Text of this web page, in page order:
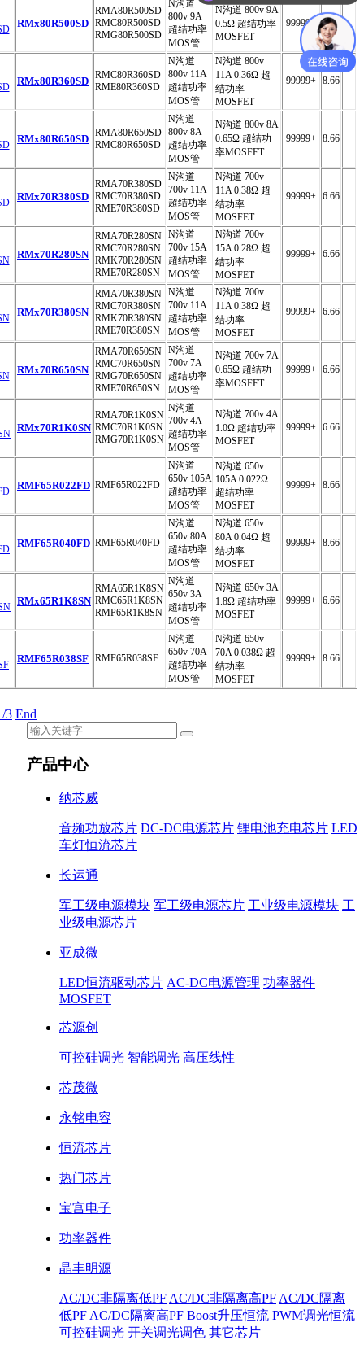
RMx80R500SD
RMA80R500SD
RMC80R500SD
RMG80R500SD
N沟道
800v 9A
超结功率
MOS管
N沟道 800v 9A
0.5Ω 超结功率
MOSFET
99999+ 8.66
RMx80R360SD RMC80R360SD
RME80R360SD
N沟道
800v 11A
超结功率
MOS管
N沟道 800v
11A 0.36Ω 超
结功率
MOSFET
99999+ 8.66
RMx80R650SD RMA80R650SD
RMC80R650SD
N沟道
800v 8A
超结功率
MOS管
N沟道 800v 8A
0.65Ω 超结功
率MOSFET
99999+ 8.66
RMx70R380SD
RMA70R380SD
RMC70R380SD
RME70R380SD
N沟道
700v 11A
超结功率
MOS管
N沟道 700v
11A 0.38Ω 超
结功率
MOSFET
99999+ 6.66
RMx70R280SN
RMA70R280SN
RMC70R280SN
RMK70R280SN
RME70R280SN
N沟道
700v 15A
超结功率
MOS管
N沟道 700v
15A 0.28Ω 超
结功率
MOSFET
99999+ 6.66
RMx70R380SN
RMA70R380SN
RMC70R380SN
RMK70R380SN
RME70R380SN
N沟道
700v 11A
超结功率
MOS管
N沟道 700v
11A 0.38Ω 超
结功率
MOSFET
99999+ 6.66
RMx70R650SN
RMA70R650SN
RMC70R650SN
RMG70R650SN
RME70R650SN
N沟道
700v 7A
超结功率
MOS管
N沟道 700v 7A
0.65Ω 超结功
率MOSFET
99999+ 6.66
RMx70R1K0SN
RMA70R1K0SN
RMC70R1K0SN
RMG70R1K0SN
N沟道
700v 4A
超结功率
MOS管
N沟道 700v 4A
1.0Ω 超结功率
MOSFET
99999+ 6.66
RMF65R022FD RMF65R022FD
N沟道
650v 105A
超结功率
MOS管
N沟道 650v
105A 0.022Ω
超结功率
MOSFET
99999+ 8.66
RMF65R040FD RMF65R040FD
N沟道
650v 80A
超结功率
MOS管
N沟道 650v
80A 0.04Ω 超
结功率
MOSFET
99999+ 8.66
RMx65R1K8SN
RMA65R1K8SN
RMC65R1K8SN
RMP65R1K8SN
N沟道
650v 3A
超结功率
MOS管
N沟道 650v 3A
1.8Ω 超结功率
MOSFET
99999+ 6.66
RMF65R038SF RMF65R038SF
N沟道
650v 70A
超结功率
MOS管
N沟道 650v
70A 0.038Ω 超
结功率
MOSFET
99999+ 8.66
3 End
产品中心
纳芯威
音频功放芯片 DC-DC电源芯片 锂电池充电芯片 LED
车灯恒流芯片
长运通
军工级电源模块 军工级电源芯片 工业级电源模块 工
业级电源芯片
亚成微
LED恒流驱动芯片 AC-DC电源管理 功率器件
MOSFET
芯源创
可控硅调光 智能调光 高压线性
芯茂微
永铭电容
恒流芯片
热门芯片
宝宫电子
功率器件
晶丰明源
AC/DC非隔离低PF AC/DC非隔离高PF AC/DC隔离
低PF AC/DC隔离高PF Boost升压恒流 PWM调光恒流
可控硅调光 开关调光调色 其它芯片